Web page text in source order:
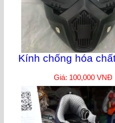
Kính chống hóa
Giá: 100,000 VNĐ